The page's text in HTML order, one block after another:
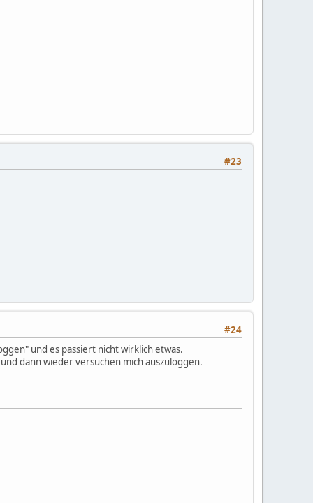
#23
#24
und es passiert nicht wirklich etwas.
dann wieder versuchen mich auszuloggen.